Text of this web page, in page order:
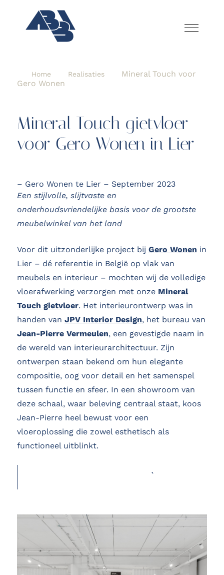
Home Realisaties
Mineral Touch voor
Gero Wonen
Mineral Touch gietvloer
voor Gero Wonen in Lier
– Gero Wonen te Lier – September 2023
Een stijlvolle, slijtvaste en
onderhoudsvriendelijke basis voor de grootste
meubelwinkel van het land
Voor dit uitzonderlijke project bij Gero Wonen in
Lier – dé referentie in België op vlak van
meubels en interieur – mochten wij de volledige
vloerafwerking verzorgen met onze Mineral
Touch gietvloer. Het interieurontwerp was in
handen van JPV Interior Design, het bureau van
Jean-Pierre Vermeulen, een gevestigde naam in
de wereld van interieurarchitectuur. Zijn
ontwerpen staan bekend om hun elegante
compositie, oog voor detail en het samenspel
tussen functie en sfeer. In een showroom van
deze schaal, waar beleving centraal staat, koos
Jean-Pierre heel bewust voor een
vloeroplossing die zowel esthetisch als
functioneel uitblinkt.